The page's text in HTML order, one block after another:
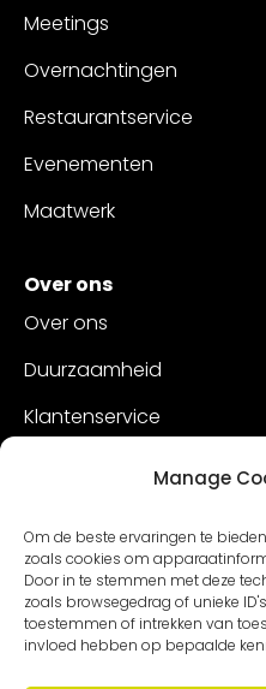
Manage
Om de beste ervaringen te
zoals cookies om
Door in te stemmen met deze
zoals browsegedrag of unieke
toestemmen of intrekken van
invloed hebben op bepaalde
Meetings
Overnachtingen
Restaurantservice
Evenementen
Maatwerk
Over ons
Over ons
Duurzaamheid
Klantenservice